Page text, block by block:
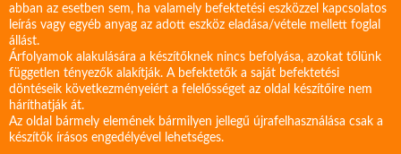
abban az esetben sem, ha valamely befektetési eszközzel kapcsolatos
leírás vagy egyéb anyag az adott eszköz eladása/vétele mellett foglal
állást.
Árfolyamok alakulására a készítőknek nincs befolyása, azokat tőlünk
független tényezők alakítják. A befektetők a saját befektetési
döntéseik következményeiért a felelősséget az oldal készítőire nem
háríthatják át.
Az oldal bármely elemének bármilyen jellegű újrafelhasználása csak a
készítők írásos engedélyével lehetséges.